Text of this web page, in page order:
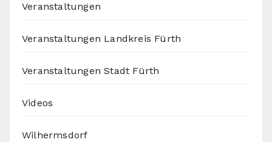
Veranstaltungen
Veranstaltungen Landkreis Fürth
Veranstaltungen Stadt Fürth
Videos
Wilhermsdorf